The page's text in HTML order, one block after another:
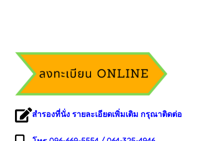
สำรองที่นั่ง รายละเอียดเพิ่มเติม กรุณาติดต่อ